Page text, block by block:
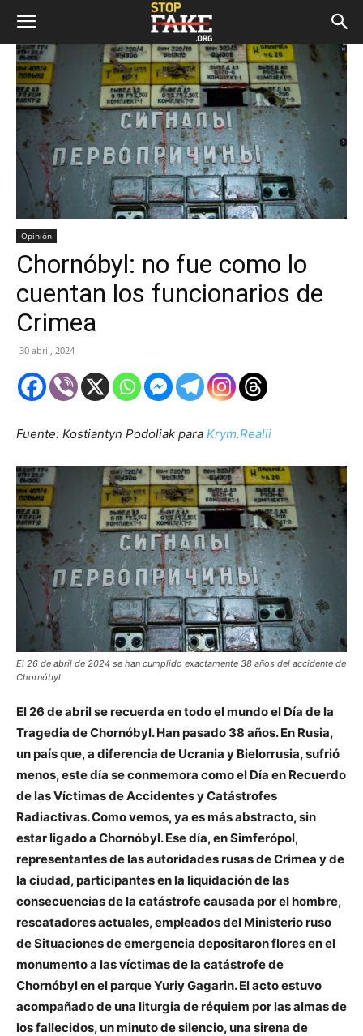
Opinión
Chornóbyl: no fue como lo
cuentan los funcionarios de
Crimea
30 abril, 2024
Fuente: Kostiantyn Podoliak para Krym.Realii
El 26 de abril de 2024 se han cumplido exactamente 38 años del accidente de
Chornóbyl
El 26 de abril se recuerda en todo el mundo el Día de la
Tragedia de Chornóbyl. Han pasado 38 años. En Rusia,
un país que, a diferencia de Ucrania y Bielorrusia, sufrió
menos, este día se conmemora como el Día en Recuerdo
de las Víctimas de Accidentes y Catástrofes
Radiactivas. Como vemos, ya es más abstracto, sin
estar ligado a Chornóbyl. Ese día, en Simferópol,
representantes de las autoridades rusas de Crimea y de
la ciudad, participantes en la liquidación de las
consecuencias de la catástrofe causada por el hombre,
rescatadores actuales, empleados del Ministerio ruso
de Situaciones de emergencia depositaron flores en el
monumento a las víctimas de la catástrofe de
Chornóbyl en el parque Yuriy Gagarin. El acto estuvo
acompañado de una liturgia de réquiem por las almas de
los fallecidos, un minuto de silencio, una sirena de